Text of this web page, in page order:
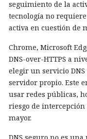
seguimiento de la
tecnología no
activa en cuestión de
Chrome, Microsoft
DNS-over-HTTPS a
elegir un servicio
servidor propio. Este
usar redes públicas,
riesgo de
mayor.